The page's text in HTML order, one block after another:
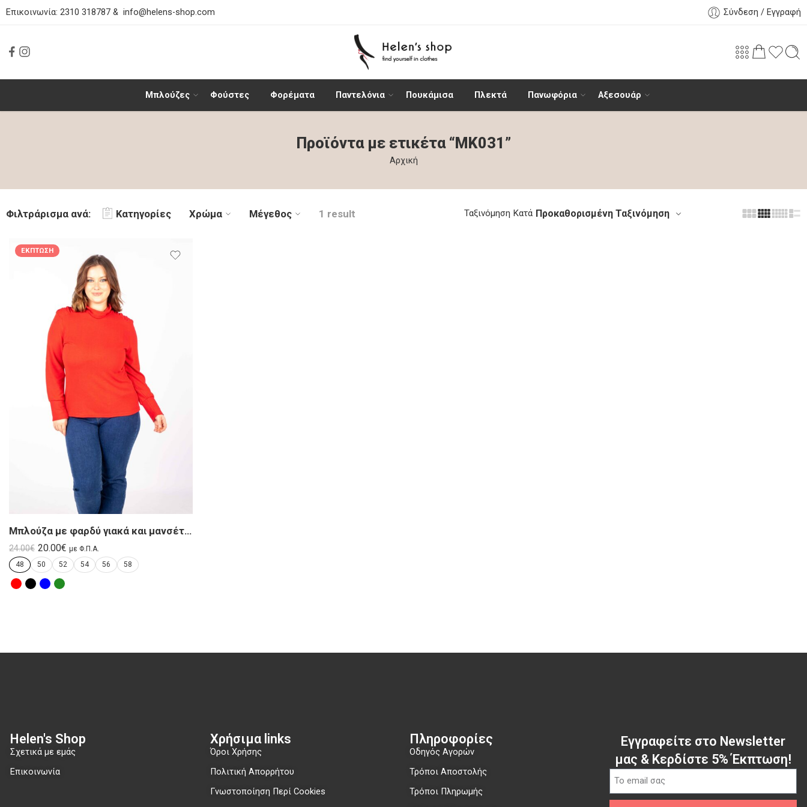
Επικοινωνία: 2310 318787 & info@helens-shop.com Σύνδεση / Εγγραφή
Μπλούζες Φούστες Φορέματα Παντελόνια Πουκάμισα Πλεκτά Πανωφόρια Αξεσουάρ
Προϊόντα με ετικέτα “MK031”
Αρχική
Φιλτράρισμα ανά: Κατηγορίες Χρώμα Μέγεθος 1 result Ταξινόμηση Κατά Προκαθορισμένη Ταξινόμηση
ΈΚΠΤΩΣΗ
Μπλούζα με φαρδύ γιακά και μανσέτες στα μανίκια
24.00€ 20.00€ με Φ.Π.Α.
48
50 52 54 56 58
Helen's Shop
Σχετικά με εμάς
Επικοινωνία
Χρήσιμα links​
Όροι Χρήσης
Πολιτική Απορρήτου
Γνωστοποίηση Περί Cookies
Πληροφορίες
Οδηγός Αγορών
Τρόποι Αποστολής
Τρόποι Πληρωμής
Εγγραφείτε στο Newsletter
μας & Κερδίστε 5% Έκπτωση!